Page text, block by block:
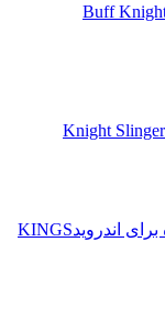
Buff
Knight
KINGS